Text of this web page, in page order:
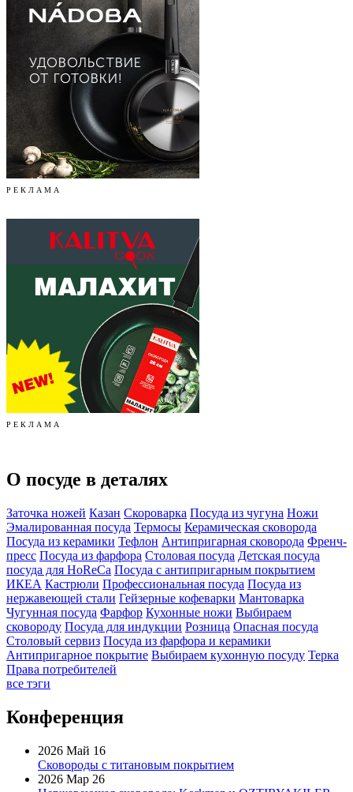
Р Е К Л А М А
Р Е К Л А М А
О посуде в деталях
Заточка ножей Казан Скороварка Посуда из чугуна Ножи
Эмалированная посуда Термосы Керамическая сковорода
Посуда из керамики Тефлон Антипригарная сковорода Френч-
пресс Посуда из фарфора Столовая посуда Детская посуда
посуда для HoReCa Посуда с антипригарным покрытием
ИКЕА Кастрюли Профессиональная посуда Посуда из
нержавеющей стали Гейзерные кофеварки Мантоварка
Чугунная посуда Фарфор Кухонные ножи Выбираем
сковороду Посуда для индукции Розница Опасная посуда
Столовый сервиз Посуда из фарфора и керамики
Антипригарное покрытие Выбираем кухонную посуду Терка
Права потребителей
все тэги
Конференция
2026 Май 16
Сковороды с титановым покрытием
2026 Мар 26